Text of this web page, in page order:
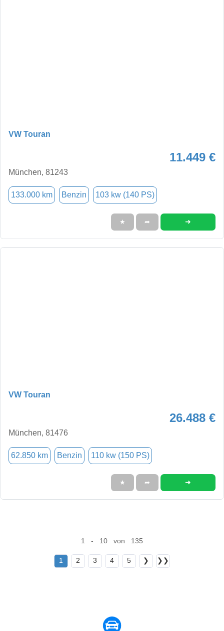
VW Touran
11.449 €
München, 81243
133.000 km Benzin 103 kw (140 PS)
★ ➦ ➜
VW Touran
26.488 €
München, 81476
62.850 km Benzin 110 kw (150 PS)
★ ➦ ➜
1 - 10 von 135
1 2 3 4 5 ❯ ❯❯